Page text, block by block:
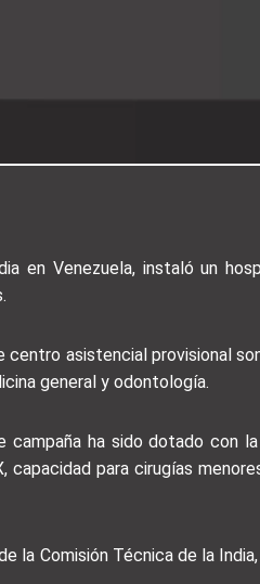
en Venezuela, instaló un
asistencial provisional
general y odontología.
ha sido dotado con
capacidad para cirugías
Comisión Técnica de la